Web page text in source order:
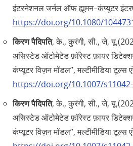
इंटरनेशनल जर्नल ऑफ ह्यूमन–कंप्यूटर
https://doi.org/10.1080/
किरण पैदिपति, के., कुरंगी, सी., जे,
असिस्टेड ऑटोमेटेड फ़ॉरेस्ट फ़ायर
कंप्यूटर विज़न मॉडल”, मल्टीमीडिया टूल्स
https://doi.org/10.1007/
किरण पैदिपति, के., कुरंगी, सी., जे,
असिस्टेड ऑटोमेटेड फ़ॉरेस्ट फ़ायर
कंप्यूटर विज़न मॉडल”, मल्टीमीडिया टूल्स